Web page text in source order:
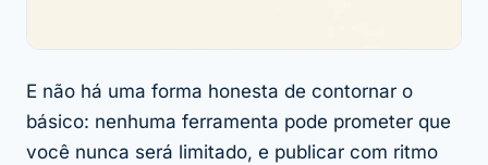
E não há uma forma honesta de contornar o
básico: nenhuma ferramenta pode prometer que
você nunca será limitado, e publicar com ritmo